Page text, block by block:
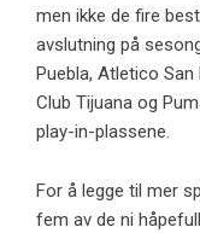
men ikke de fire
avslutning på
Puebla, Atletico San
Club Tijuana og
play-in-plassene.
For å legge til mer
fem av de ni